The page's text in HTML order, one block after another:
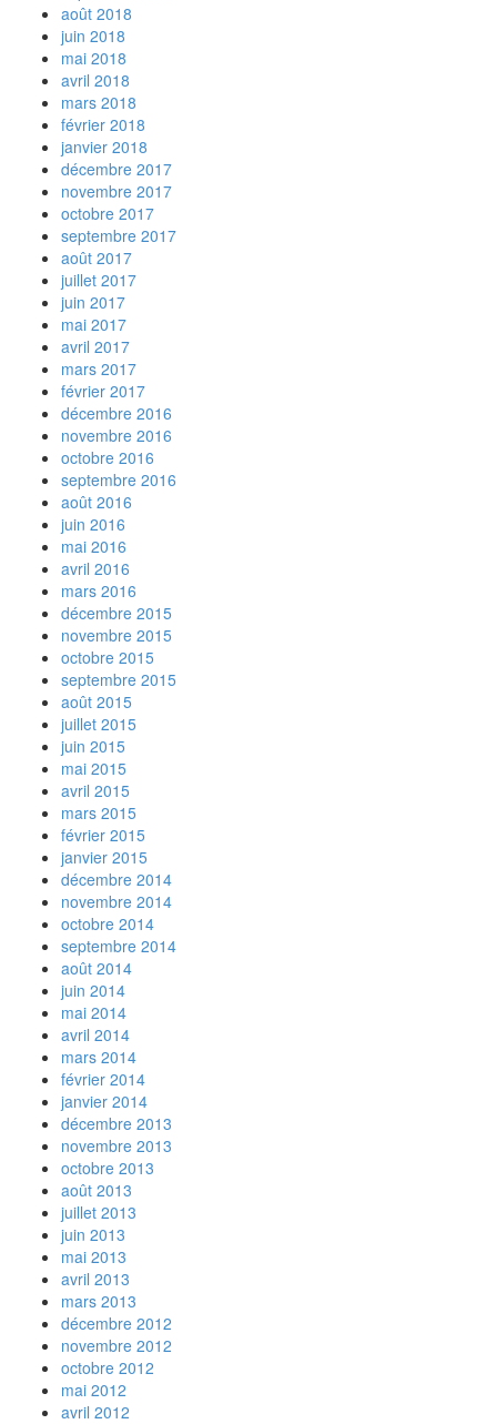
août 2018
juin 2018
mai 2018
avril 2018
mars 2018
février 2018
janvier 2018
décembre 2017
novembre 2017
octobre 2017
septembre 2017
août 2017
juillet 2017
juin 2017
mai 2017
avril 2017
mars 2017
février 2017
décembre 2016
novembre 2016
octobre 2016
septembre 2016
août 2016
juin 2016
mai 2016
avril 2016
mars 2016
décembre 2015
novembre 2015
octobre 2015
septembre 2015
août 2015
juillet 2015
juin 2015
mai 2015
avril 2015
mars 2015
février 2015
janvier 2015
décembre 2014
novembre 2014
octobre 2014
septembre 2014
août 2014
juin 2014
mai 2014
avril 2014
mars 2014
février 2014
janvier 2014
décembre 2013
novembre 2013
octobre 2013
août 2013
juillet 2013
juin 2013
mai 2013
avril 2013
mars 2013
décembre 2012
novembre 2012
octobre 2012
mai 2012
avril 2012